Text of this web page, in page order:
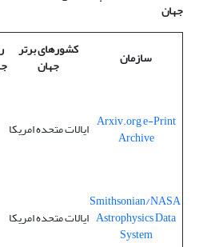
جهان
سازمان کشورهای برتر
جهان
Arxiv.org e-Print
Archive ایالات متحده امریکا
Smithsonian/NASA
Astrophysics Data
System
ایالات متحده امریکا